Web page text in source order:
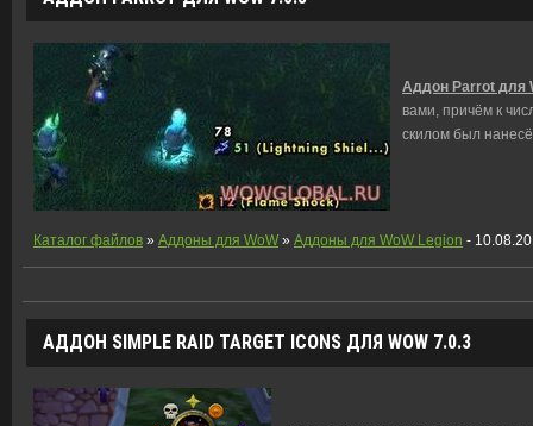
Аддон Parrot для
вами, причём к
скилом был
Каталог файлов » Аддоны для WoW » Аддоны для WoW Legion -
АДДОН SIMPLE RAID TARGET ICONS ДЛЯ WOW 7.0.3